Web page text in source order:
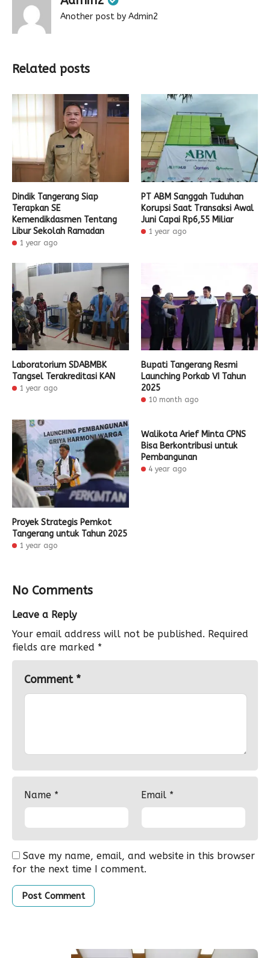
Another post by Admin2
Related posts
Dindik Tangerang Siap
Terapkan SE
Kemendikdasmen Tentang
Libur Sekolah Ramadan
1 year ago
PT ABM Sanggah Tuduhan
Korupsi Saat Transaksi Awal
Juni Capai Rp6,55 Miliar
1 year ago
Laboratorium SDABMBK
Tangsel Terakreditasi KAN
1 year ago
Bupati Tangerang Resmi
Launching Porkab VI Tahun
2025
10 month ago
Proyek Strategis Pemkot
Tangerang untuk Tahun 2025
1 year ago
Walikota Arief Minta CPNS
Bisa Berkontribusi untuk
Pembangunan
4 year ago
No Comments
Leave a Reply
Your email address will not be published. Required
fields are marked *
Comment *
Name * Email *
Save my name, email, and website in this browser
for the next time I comment.